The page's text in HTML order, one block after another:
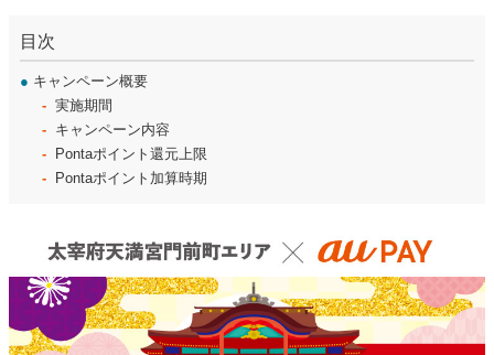
目次
● キャンペーン概要
実施期間
キャンペーン内容
Pontaポイント還元上限
Pontaポイント加算時期